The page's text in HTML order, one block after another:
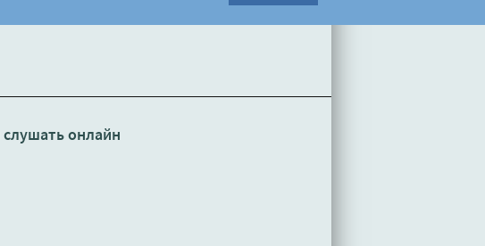
слушать онлайн